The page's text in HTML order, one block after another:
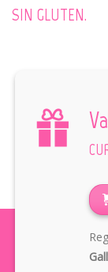
SIN GLUTEN.